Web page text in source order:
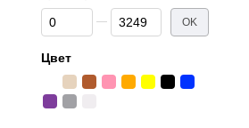
От Цена, грн
До Цена, грн OK
Цвет